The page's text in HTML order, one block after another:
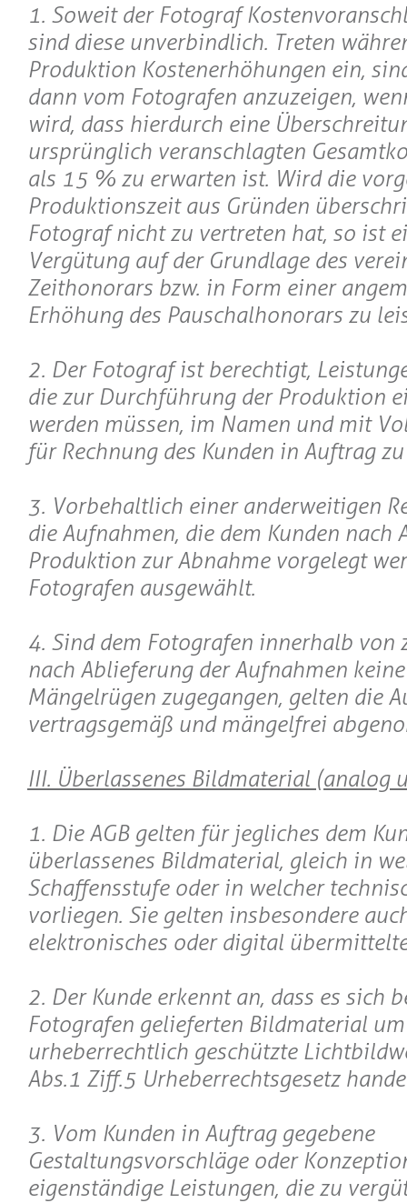
1. Soweit der Fotograf
sind diese unverbindlich. Treten
Produktion Kostenerhöhungen ein,
dann vom Fotografen anzuzeigen,
wird, dass hierdurch eine
ursprünglich veranschlagten
als 15 % zu erwarten ist. Wird die
Produktionszeit aus Gründen
Fotograf nicht zu vertreten hat, so ist
Vergütung auf der Grundlage des
Zeithonorars bzw. in Form einer
Erhöhung des Pauschalhonorars zu
2. Der Fotograf ist berechtigt,
die zur Durchführung der Produktion
werden müssen, im Namen und mit
für Rechnung des Kunden in Auftrag
3. Vorbehaltlich einer anderweitigen
die Aufnahmen, die dem Kunden nach
Produktion zur Abnahme vorgelegt
Fotografen ausgewählt.
4. Sind dem Fotografen innerhalb von
nach Ablieferung der Aufnahmen
Mängelrügen zugegangen, gelten die
vertragsgemäß und mängelfrei
III. Überlassenes Bildmaterial (analog
1. Die AGB gelten für jegliches dem
überlassenes Bildmaterial, gleich in
Schaffensstufe oder in welcher
vorliegen. Sie gelten insbesondere
elektronisches oder digital
2. Der Kunde erkennt an, dass es sich
Fotografen gelieferten Bildmaterial um
urheberrechtlich geschützte
Abs.1 Ziff.5 Urheberrechtsgesetz
3. Vom Kunden in Auftrag gegebene
Gestaltungsvorschläge oder
eigenständige Leistungen, die zu